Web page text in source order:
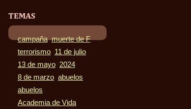
TEMAS
campaña muerte de F
terrorismo 11 de julio
13 de mayo 2024
8 de marzo abuelos
abuelos
Academia de Vida